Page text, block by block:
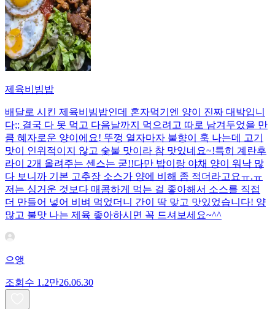
제육비빔밥
배달로 시킨 제육비빔밥인데 혼자먹기엔 양이 진짜 대박입니
다;; 결국 다 못 먹고 다음날까지 먹으려고 따로 남겨두었을 만
큼 혜자로운 양이에요! 뚜껑 열자마자 불향이 훅 나는데 고기
맛이 인위적이지 않고 숯불 맛이라 참 맛있네요~!특히 계란후
라이 2개 올려주는 센스는 굳!! ​다만 밥이랑 야채 양이 워낙 많
다 보니까 기본 고추장 소스가 양에 비해 좀 적더라고요ㅠ.ㅠ
저는 싱거운 것보다 매콤하게 먹는 걸 좋아해서 소스를 직접
더 만들어 넣어 비벼 먹었더니 간이 딱 맞고 맛있었습니다! 양
많고 불맛 나는 제육 좋아하시면 꼭 드셔보세요~^^
으앵
조회수 1.2만26.06.30